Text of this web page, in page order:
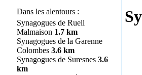
Dans les alentours :
Synagogues de Rueil
Malmaison 1.7 km
Synagogues de la Garenne
Colombes 3.6 km
Synagogues de Suresnes 3.6
km